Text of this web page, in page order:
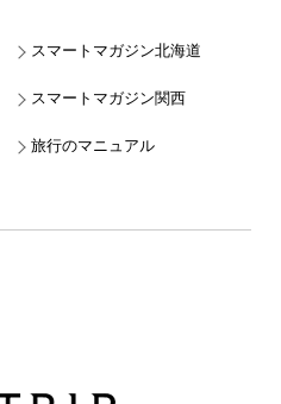
スマートマガジン北海道
スマートマガジン関西
旅行のマニュアル